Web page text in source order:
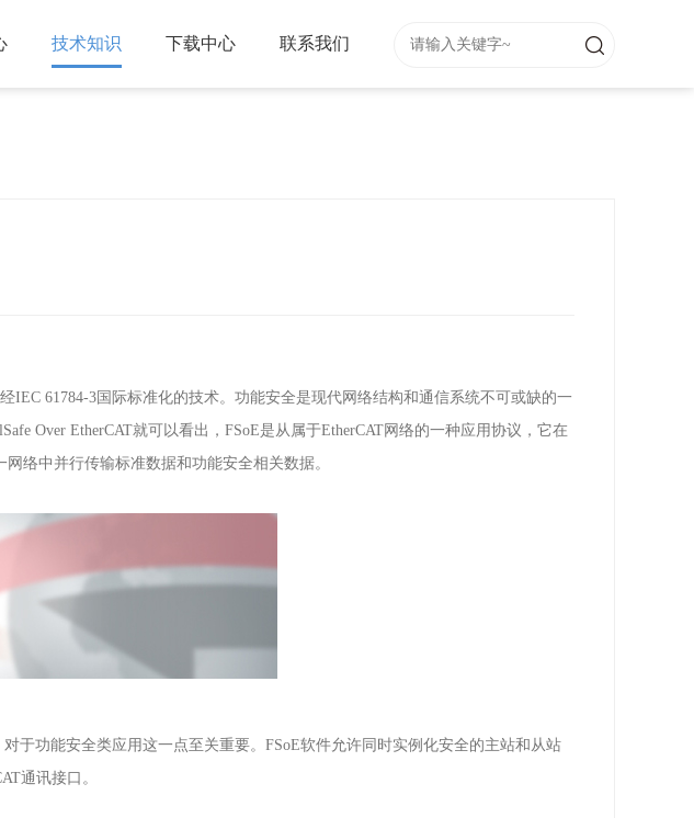
技术知识 下载中心 联系我们
IEC 61784-3 国际标准化的技术。功能安全是现代网络结构和通信系统不可或缺的一
Over EtherCAT就可以看出， FSoE是从属于EtherCAT网络的一种应用协议，它在
网络中并行传输标准数据和功能安全相关数据。
于功能安全类应用这一点至关重要。 FSoE软件允许同时实例化安全的主站和从站
通讯接口。